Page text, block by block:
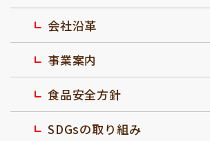
会社沿革
事業案内
食品安全方針
SDGsの取り組み